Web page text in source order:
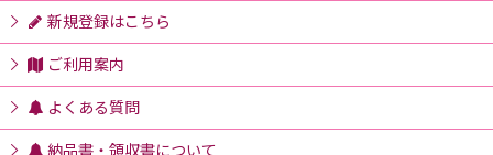
新規登録はこちら
ご利用案内
よくある質問
納品書・領収書について